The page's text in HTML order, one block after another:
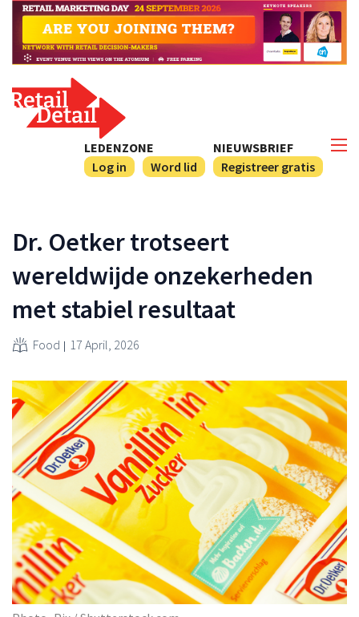
NIEUWSBRIEF
Registreer gratis
LEDENZONE
Log in
Word lid
Dr. Oetker trotseert
wereldwijde onzekerheden
met stabiel resultaat
Food 17 April, 2026